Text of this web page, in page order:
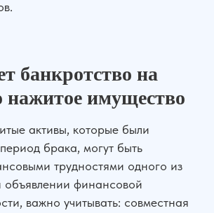
банкротство на
нажитое имущество
активы, которые были
брака, могут быть
трудностями одного из
объявлении финансовой
важно учитывать: совместная